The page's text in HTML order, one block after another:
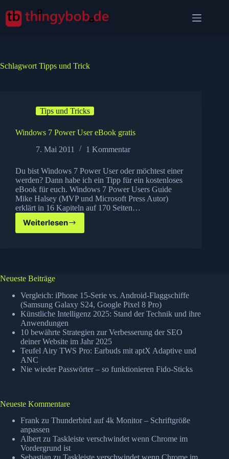
Inhalt
springen
Schlagwort Tipps und Trick
Tips und Tricks
Windows 7 Power User eBook gratis
7. Mai 2011
1 Kommentar
Du bist Windows 7 Power User oder möchtest einer
werden? Dann habe ich ein Tipp für ein kostenloses
eBook für euch. Windows 7 Power Users Guide
Mike Halsey (MVP und Microsoft Press Autor)
erklärt in 16 Kapiteln auf 170 Seiten…
Weiterlesen
Windows
gratis
Neueste Beiträge
Vergleich: iPhone 15-Serie vs. Android-Flaggschiffe
(Samsung Galaxy S24, Google Pixel 8 Pro)
Künstliche Intelligenz 2025: Stand der Technik und ihre
Anwendungen
10 bewährte Strategien zur Verbesserung der SEO
deiner Website im Jahr 2025
Teufel Airy TWS Pro: Earbuds mit aptX Adaptive und
ANC
Nie wieder Passwörter – so funktionieren Fido-Sticks
Neueste Kommentare
Frank zu Thunderbird auf 4k Monitor – Schriftgröße
anpassen
Albert zu Taskleiste verschwindet wenn Chrome im
Vordergrund ist